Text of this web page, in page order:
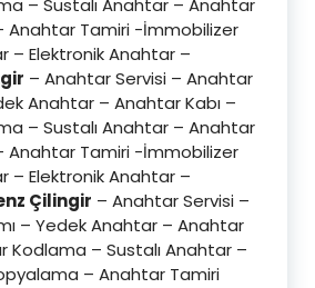
– Sustalı Anahtar – Anahtar
Anahtar Tamiri -İmmobilizer
– Elektronik Anahtar –
– Anahtar Servisi – Anahtar
Anahtar – Anahtar Kabı –
– Sustalı Anahtar – Anahtar
Anahtar Tamiri -İmmobilizer
– Elektronik Anahtar –
Çilingir – Anahtar Servisi –
– Yedek Anahtar – Anahtar
Kodlama – Sustalı Anahtar –
– Anahtar Tamiri